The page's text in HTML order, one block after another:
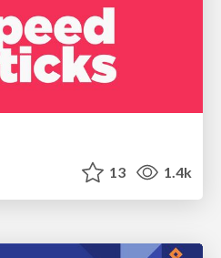
13 1.4k